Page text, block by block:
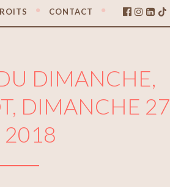
CONTACT
DIMANCHE,
DIMANCHE 27
2018